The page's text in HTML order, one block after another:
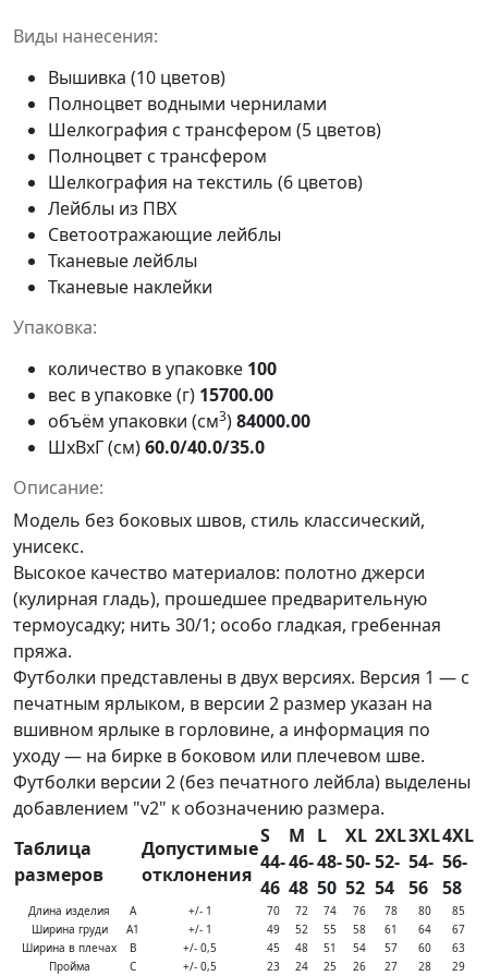
Виды нанесения:
Вышивка (10 цветов)
Полноцвет водными чернилами
Шелкография с трансфером (5 цветов)
Полноцвет с трансфером
Шелкография на текстиль (6 цветов)
Лейблы из ПВХ
Светоотражающие лейблы
Тканевые лейблы
Тканевые наклейки
Упаковка:
количество в упаковке 100
вес в упаковке (г) 15700.00
объём упаковки (см3)84000.00
ШxВxГ (см)60.0/40.0/35.0
Описание:
Модель без боковых швов, стиль классический,
унисекс.
Высокое качество материалов: полотно джерси
(кулирная гладь), прошедшее предварительную
термоусадку; нить 30/1; особо гладкая, гребенная
пряжа.
Футболки представлены в двух версиях. Версия 1 — с
печатным ярлыком, в версии 2 размер указан на
вшивном ярлыке в горловине, а информация по
уходу — на бирке в боковом или плечевом шве.
Футболки версии 2 (без печатного лейбла) выделены
добавлением "v2" к обозначению размера.
Таблица
размеров
Допустимые
отклонения
S
44-
46
M
46-
48
L
48-
50
XL
50-
52
2XL
52-
54
3XL
54-
56
4XL
56-
58
Длина изделия A +/- 1 70 72 74 76 78 80
85
Ширина груди
A1 +/- 1 49 52 55 58 61 64
67
Ширина в плечах
B +/- 0,5 45 48 51 54 57 60
63
Пройма
C +/- 0,5 23 24 25 26 27 28
29